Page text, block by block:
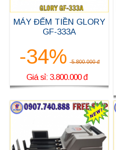
MÁY ĐẾM TIỀN GLORY
GF-333A
-34% 5.800.000 đ
Giá sỉ: 3.800.000 đ